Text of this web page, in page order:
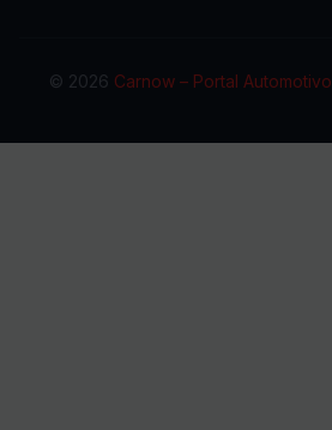
© 2026 Carnow – Portal Automotivo